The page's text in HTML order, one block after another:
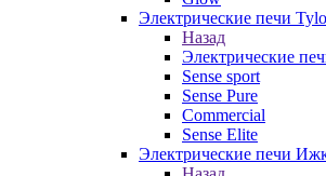
Электрические печи Tylo
Назад
Электрические
Sense sport
Sense Pure
Commercial
Sense Elite
Электрические печи